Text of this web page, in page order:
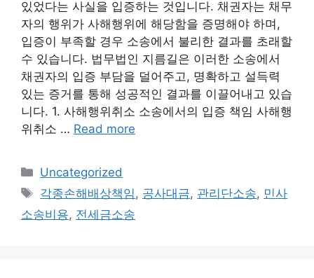
있었다는 사실을 입증하는 것입니다. 채권자는 채무
자의 행위가 사해행위에 해당함을 증명해야 하며,
입증이 부족할 경우 소송에서 불리한 결과를 초래할
수 있습니다. 법무법인 지름길은 이러한 소송에서
채권자의 입증 부담을 덜어주고, 명확하고 설득력
있는 증거를 통해 성공적인 결과를 이끌어내고 있습
니다. 1. 사해행위취소 소송에서의 입증 책임 사해행
위취소 … Read more
Categories
Uncategorized
Tags
각종손해배상책임 , 공사대금, 관리단소송, 민사
소송비용, 전세금소송